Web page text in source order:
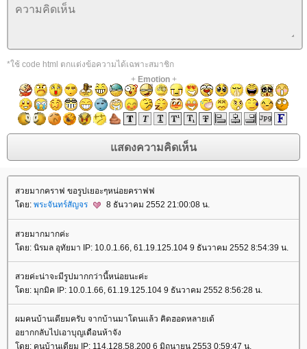
*ใช้ code html ตกแต่งข้อความได้เฉพาะสมาชิก
+ Emotion+
สวยมากคราฟ ขอรูปเยอะๆหน่อยคราฟฟ
ดย: พระจันทร์สัญจร 8 ธันวาคม 2552 21:00:08 น.
สวยมากมากค่ะ
ดย: นิรมล อุทัยมา IP: 10.0.1.66, 61.19.125.104 9 ธันวาคม 2552 8:54:39 น.
สวยค่ะน่าจะมีรูปมากกว่านี้หน่อยนะค่ะ
ดย: มุกมิค IP: 10.0.1.66, 61.19.125.104 9 ธันวาคม 2552 8:56:28 น.
ผมคนบ้านเดียมครับ จากบ้านมาโดนแล้ว คิดฮอดหลายเด้
อยากกลับไปเอาบุญเดือนห้าจัง
ดย: คนบ้านเดียม IP: 114.128.58.200 6 มิถุนายน 2553 0:59:47 น.